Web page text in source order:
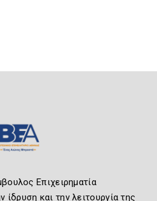
Επιχειρηματία
και την λειτουργία της